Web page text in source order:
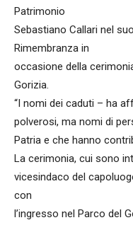
Patrimonio
Sebastiano Callari nel
Rimembranza in
occasione della
Gorizia.
“I nomi dei caduti – ha
polverosi, ma nomi di
Patria e che hanno
La cerimonia, cui sono
vicesindaco del
con
l’ingresso nel Parco del